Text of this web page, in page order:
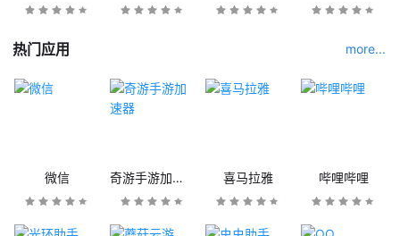
热门应用 more...
微信 奇游手游加速器 喜马拉雅 哔哩哔哩